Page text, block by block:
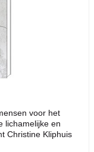
voor het
lichamelijke en
Christine Kliphuis